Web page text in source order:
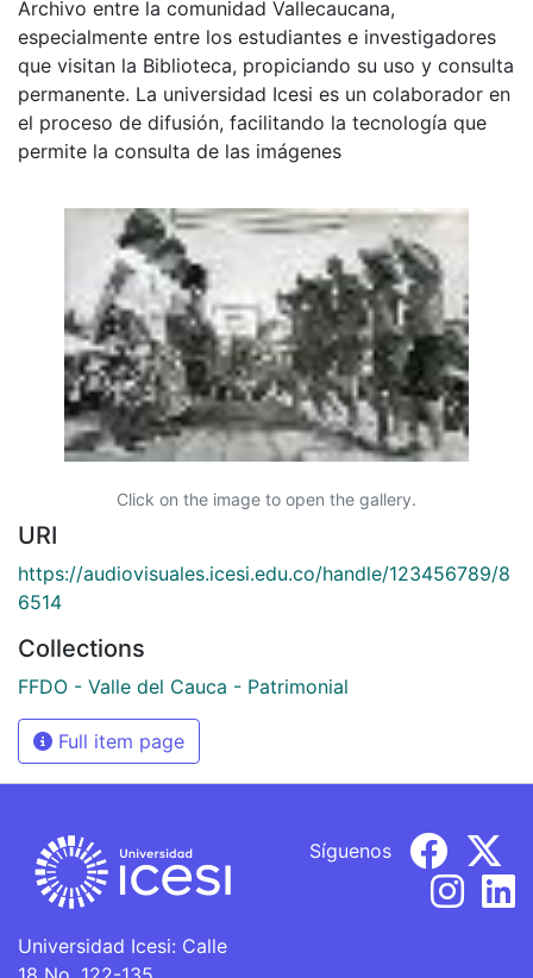
Archivo entre la comunidad Vallecaucana,
especialmente entre los estudiantes e investigadores
que visitan la Biblioteca, propiciando su uso y consulta
permanente. La universidad Icesi es un colaborador en
el proceso de difusión, facilitando la tecnología que
permite la consulta de las imágenes
Click on the image to open the gallery.
URI
https://audiovisuales.icesi.edu.co/handle/123456789/8
6514
Collections
FFDO - Valle del Cauca - Patrimonial
Full item page
Universidad Icesi: Calle
Síguenos